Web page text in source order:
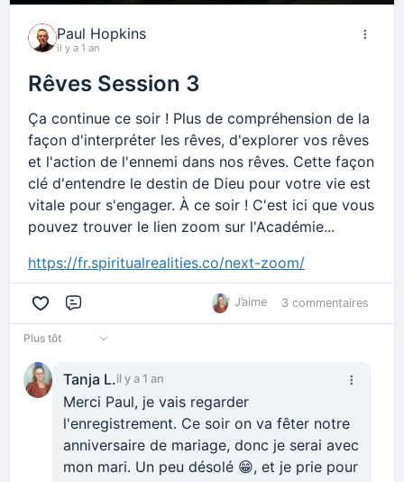
Paul Hopkins
il y a 1 an
Rêves Session 3
Ça continue ce soir ! Plus de compréhension de la
façon d'interpréter les rêves, d'explorer vos rêves
et l'action de l'ennemi dans nos rêves. Cette façon
clé d'entendre le destin de Dieu pour votre vie est
vitale pour s'engager. À ce soir ! C'est ici que vous
pouvez trouver le lien zoom sur l'Académie...
https://fr.spiritualrealities.co/next-zoom/
1 J’aime 3 commentaires
Plus tôt
Tanja L.il y a 1 an
Merci Paul, je vais regarder
l'enregistrement. Ce soir on va fêter notre
anniversaire de mariage, donc je serai avec
mon mari. Un peu désolé 😁, et je prie pour